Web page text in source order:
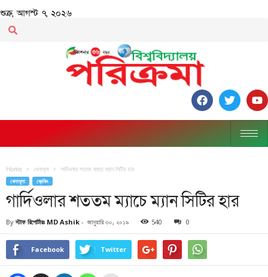
শুক্র, আগস্ট ৭, ২০২৬
Home খেলাধূলা গার্দিওলার শততম ম্যাচে ম্যান সিটির হার
খেলাধূলা ব্রেকিং
গার্দিওলার শততম ম্যাচে ম্যান সিটির হার
By স্টাফ রিপোর্টারঃ MD Ashik - জানুয়ারি ৩০, ২০১৯ 540 0
Facebook Twitter